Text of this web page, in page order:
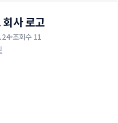
사 로고
조회수 11